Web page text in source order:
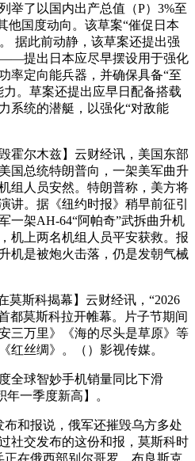
举了以国内出产总值（P）3%至
他国度动向。该草案“催促日本
据此前动静，该草案还提出强
提出日本应尽早摆设用于强化
率定向能兵器，并确保具备“至
。草案还提出应早日配备搭载
系统的潜艇，以强化“对敌能
尔木兹】云财经讯，美国东部
国总统特朗普向，一架美军曲升
组人员安然。特朗普称，美方将
讲。据《纽约时报》稍早前征引
一架AH-64“阿帕奇”武拆曲升机
机上两名机组人员平安获救。报
机是被炮火击落，仍是发朝气械
斯科揭幕】云财经讯，“2026
都莫斯科拉开帷幕。片子节期间
三万里》《海的尽头是草原》等
红丝绸》。（）影视传媒。
球智妙手机销量同比下滑
年一季度新高】。
和报说，俄军还摧毁乌方多处
社交发布的这份和报，莫斯科时
正在俄西部别尔哥罗、布良斯克